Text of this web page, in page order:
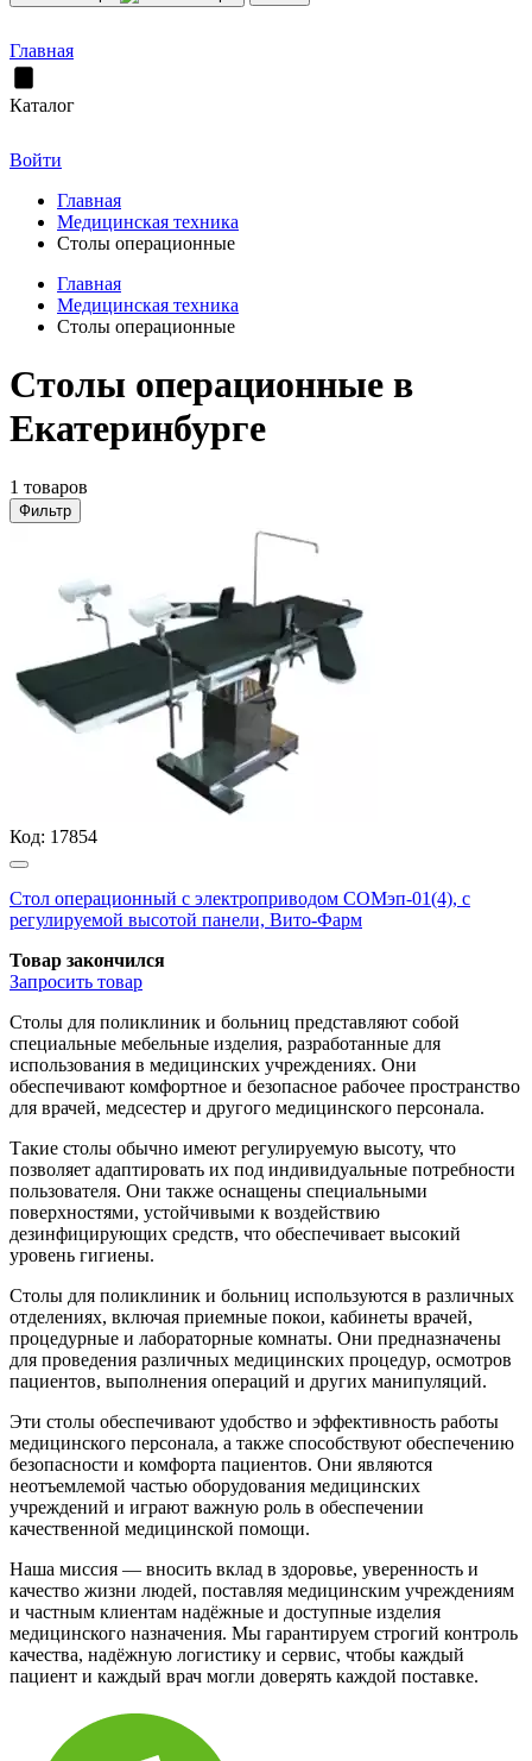
Главная
Каталог
Войти
Главная
Медицинская техника
Столы операционные
Главная
Медицинская техника
Столы операционные
Столы операционные в
Екатеринбурге
1 товаров
Фильтр
Код: 17854
Стол операционный с электроприводом СОМэп-01(4), с
регулируемой высотой панели, Вито-Фарм
Товар закончился
Запросить товар
Столы для поликлиник и больниц представляют собой
специальные мебельные изделия, разработанные для
использования в медицинских учреждениях. Они
обеспечивают комфортное и безопасное рабочее пространство
для врачей, медсестер и другого медицинского персонала.
Такие столы обычно имеют регулируемую высоту, что
позволяет адаптировать их под индивидуальные потребности
пользователя. Они также оснащены специальными
поверхностями, устойчивыми к воздействию
дезинфицирующих средств, что обеспечивает высокий
уровень гигиены.
Столы для поликлиник и больниц используются в различных
отделениях, включая приемные покои, кабинеты врачей,
процедурные и лабораторные комнаты. Они предназначены
для проведения различных медицинских процедур, осмотров
пациентов, выполнения операций и других манипуляций.
Эти столы обеспечивают удобство и эффективность работы
медицинского персонала, а также способствуют обеспечению
безопасности и комфорта пациентов. Они являются
неотъемлемой частью оборудования медицинских
учреждений и играют важную роль в обеспечении
качественной медицинской помощи.
Наша миссия — вносить вклад в здоровье, уверенность и
качество жизни людей, поставляя медицинским учреждениям
и частным клиентам надёжные и доступные изделия
медицинского назначения. Мы гарантируем строгий контроль
качества, надёжную логистику и сервис, чтобы каждый
пациент и каждый врач могли доверять каждой поставке.